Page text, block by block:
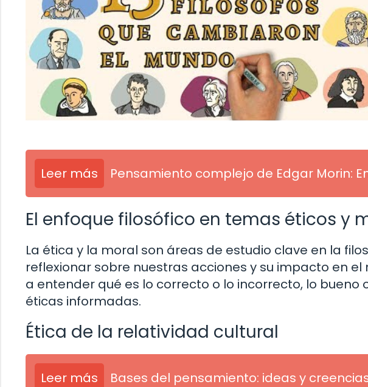
Leer más Pensamiento complejo de Edgar Morin:
El enfoque filosófico en temas éticos y
La ética y la moral son áreas de estudio clave en la
reflexionar sobre nuestras acciones y su impacto en
a entender qué es lo correcto o lo incorrecto, lo bueno
éticas informadas.
Ética de la relatividad cultural
Leer más Bases del pensamiento: ideas y